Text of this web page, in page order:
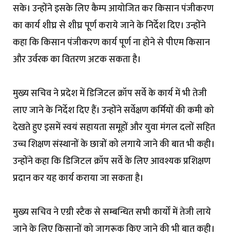
सके। उन्होंने इसके लिए कैम्प आयोजित कर किसान पंजीकरण
का कार्य शीघ्र से शीघ्र पूर्ण कराये जाने के निर्देश दिए। उन्होंने
कहा कि किसान पंजीकरण कार्य पूर्ण ना होने से पीएम किसान
और उर्वरक का वितरण अटक सकता है।
मुख्य सचिव ने प्रदेश में डिजिटल क्रॉप सर्वे के कार्य में भी तेजी
लाए जाने के निर्देश दिए हैं। उन्होंने सर्वेक्षण कर्मियों की कमी को
देखते हुए इसमें स्वयं सहायता समूहों और युवा मंगल दलों सहित
उच्च शिक्षण संस्थानों के छात्रों को लगाये जाने की बात भी कही।
उन्होंने कहा कि डिजिटल क्रॉप सर्वे के लिए आवश्यक प्रशिक्षण
प्रदान कर यह कार्य कराया जा सकता है।
मुख्य सचिव ने एग्री स्टैक से सम्बन्धित सभी कार्यों में तेजी लाये
जाने के लिए किसानों को जागरूक किए जाने की भी बात कही।